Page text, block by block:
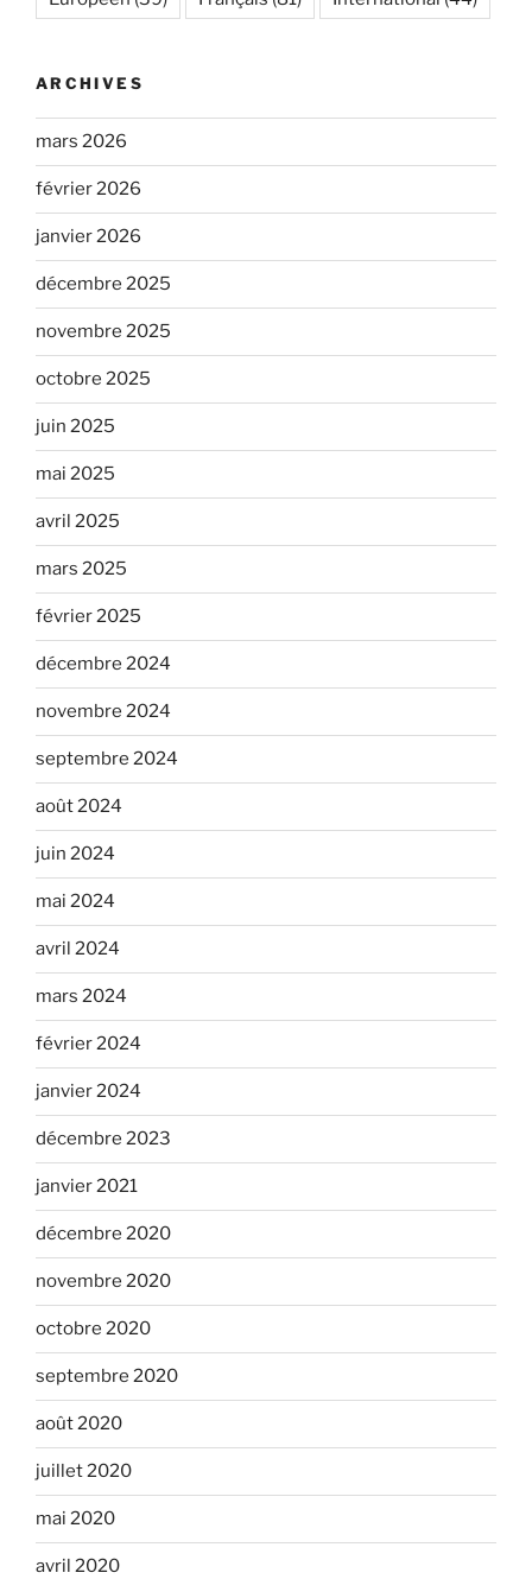
ARCHIVES
mars 2026
février 2026
janvier 2026
décembre 2025
novembre 2025
octobre 2025
juin 2025
mai 2025
avril 2025
mars 2025
février 2025
décembre 2024
novembre 2024
septembre 2024
août 2024
juin 2024
mai 2024
avril 2024
mars 2024
février 2024
janvier 2024
décembre 2023
janvier 2021
décembre 2020
novembre 2020
octobre 2020
septembre 2020
août 2020
juillet 2020
mai 2020
avril 2020